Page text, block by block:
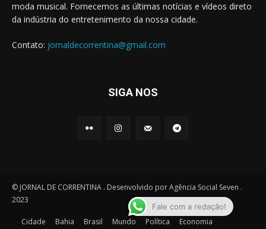
moda musical. Fornecemos as últimas notícias e vídeos direto
da indústria do entretenimento da nossa cidade.
Contato: jornaldecorrentina@gmail.com
SIGA NOS
© JORNAL DE CORRENTINA . Desenvolvido por Agência Social Seven .
2023
Cidade Bahia Brasil Mundo Política
Economia
Fale com a redação!